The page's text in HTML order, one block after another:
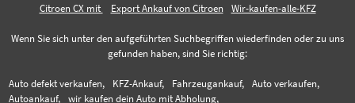
Citroen CX mit
Export Ankauf von Citroen Wir-kaufen-alle-KFZ
Wenn Sie sich unter den aufgeführten Suchbegriffen wiederfinden oder zu uns
gefunden haben, sind Sie richtig:
Auto defekt verkaufen, KFZ-Ankauf, Fahrzeugankauf,
Auto verkaufen,
Autoankauf,
wir kaufen dein Auto mit Abholung,